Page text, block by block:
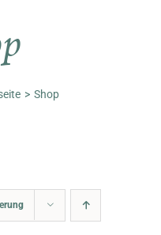
Unternehmen
Shop